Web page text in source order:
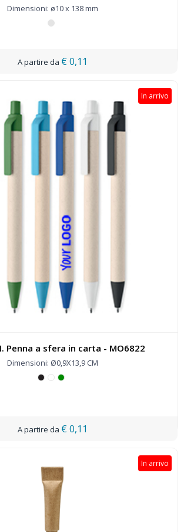
91978
Dimensioni: ø10 x 138 mm
€ 0,11
Penna a sfera in carta - MO6822
In arrivo
Dimensioni: Ø0,9X13,9 CM
€ 0,11
In arrivo